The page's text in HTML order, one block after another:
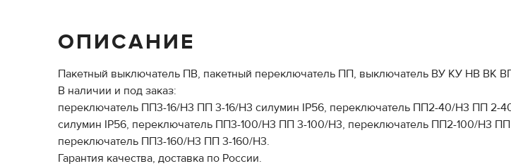
ОПИСАНИЕ
Пакетный выключатель ПВ, пакетный переключатель ПП, выключатель ВУ КУ НВ ВК
В наличии и под заказ:
переключатель ПП3-16/Н3 ПП 3-16/Н3 силумин IP56, переключатель ПП2-40/Н3 ПП
силумин IP56, переключатель ПП3-100/Н3 ПП 3-100/Н3, переключатель ПП2-100/Н3
переключатель ПП3-160/Н3 ПП 3-160/Н3.
Гарантия качества, доставка по России.